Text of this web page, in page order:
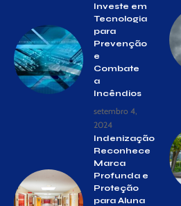
Investe em
Tecnologia
para
Prevenção
e
Combate
a
Incêndios
setembro 4,
2024
Indenização
Reconhece
Marca
Profunda e
Proteção
para Aluna